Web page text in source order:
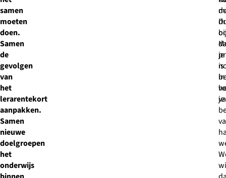
samen
moeten
doen.
Samen
de
gevolgen
van
het
lerarentekort
aanpakken.
Samen
nieuwe
doelgroepen
het
onderwijs
is
in
je
je